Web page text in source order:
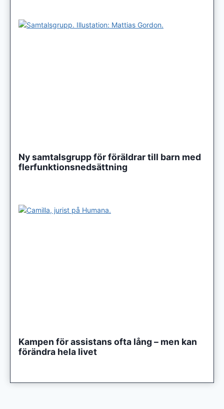
Ny samtalsgrupp för föräldrar till barn med
flerfunktionsnedsättning
Kampen för assistans ofta lång – men kan
förändra hela livet